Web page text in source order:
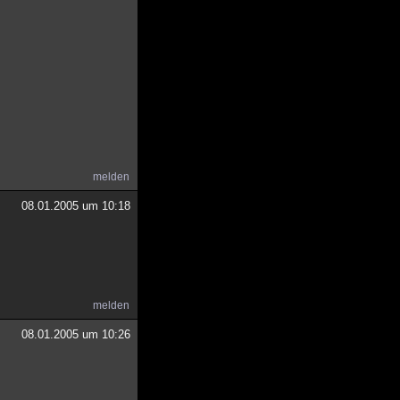
melden
08.01.2005 um 10:18
melden
08.01.2005 um 10:26